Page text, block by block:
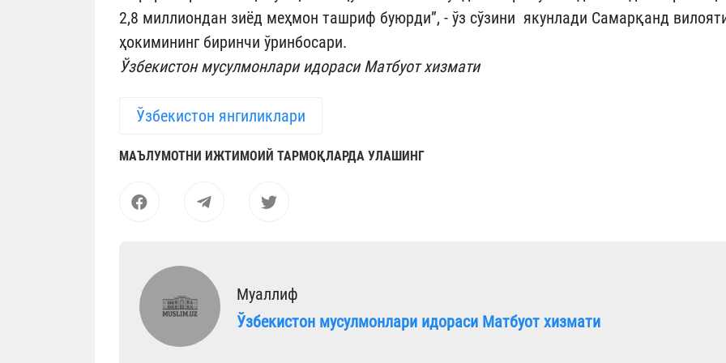
2,8 миллиондан зиёд меҳмон ташриф буюрди”, - ўз сўзини якунлади Самарқанд
ҳокимининг биринчи ўринбосари.
Ўзбекистон мусулмонлари идораси Матбуот хизмати
Ўзбекистон янгиликлари
МАЪЛУМОТНИ ИЖТИМОИЙ ТАРМОҚЛАРДА УЛАШИНГ
Муаллиф
Ўзбекистон мусулмонлари идораси Матбуот хизмати